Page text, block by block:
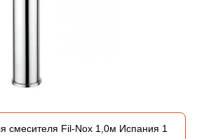
смесителя Fil-Nox 1,0м Испания 1